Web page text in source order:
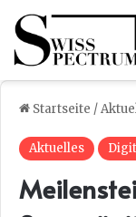
Startseite /
Aktuelles